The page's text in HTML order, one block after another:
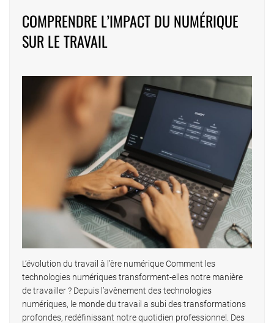
COMPRENDRE L’IMPACT DU NUMÉRIQUE
SUR LE TRAVAIL
L’évolution du travail à l’ère numérique Comment les
technologies numériques transforment-elles notre manière
de travailler ? Depuis l’avènement des technologies
numériques, le monde du travail a subi des transformations
profondes, redéfinissant notre quotidien professionnel. Des